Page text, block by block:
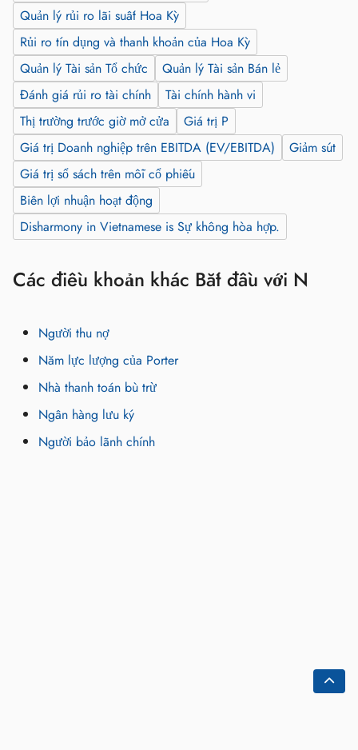
Quản lý rủi ro lãi suất Hoa Kỳ
Rủi ro tín dụng và thanh khoản của Hoa Kỳ
Quản lý Tài sản Tổ chức
Quản lý Tài sản Bán lẻ
Đánh giá rủi ro tài chính
Tài chính hành vi
Thị trường trước giờ mở cửa
Giá trị P
Giá trị Doanh nghiệp trên EBITDA (EV/EBITDA)
Giảm sút
Giá trị sổ sách trên mỗi cổ phiếu
Biên lợi nhuận hoạt động
Disharmony in Vietnamese is Sự không hòa hợp.
Các điều khoản khác Bắt đầu với N
Người thu nợ
Năm lực lượng của Porter
Nhà thanh toán bù trừ
Ngân hàng lưu ký
Người bảo lãnh chính